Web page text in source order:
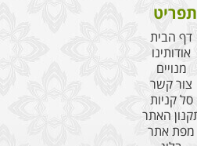
תפריט
דף הבית
אודותינו
מנויים
צור קשר
סל קניות
האתר
מפת אתר